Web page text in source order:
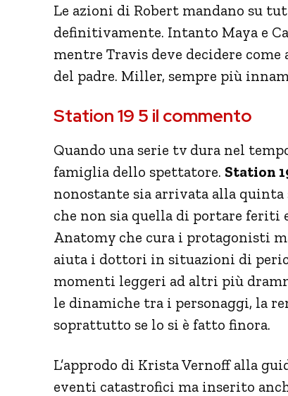
Le azioni di Robert mandano su
definitivamente. Intanto Maya e
mentre Travis deve decidere come
del padre. Miller, sempre più
Station 19 5 il commento
Quando una serie tv dura nel
famiglia dello spettatore. Station
nonostante sia arrivata alla quinta
che non sia quella di portare feriti
Anatomy che cura i protagonisti
aiuta i dottori in situazioni di
momenti leggeri ad altri più
le dinamiche tra i personaggi, la
soprattutto se lo si è fatto finora.
L’approdo di Krista Vernoff alla
eventi catastrofici ma inserito